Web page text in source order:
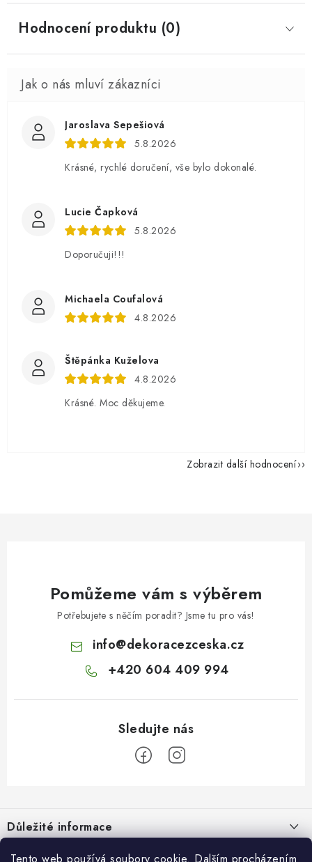
Hodnocení produktu (0)
Jaroslava Sepešiová
5.8.2026
Krásné, rychlé doručení, vše bylo dokonalé.
Lucie Čapková
5.8.2026
Doporučuji!!!
Michaela Coufalová
4.8.2026
Štěpánka Kuželova
4.8.2026
Krásné. Moc děkujeme.
Zobrazit další hodnocení
Pomůžeme vám s výběrem
Potřebujete s něčím poradit? Jsme tu pro vás!
info@dekoracezceska.cz
+420 604 409 994
pDůležité informace
Doprava a platba